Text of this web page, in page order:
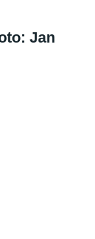
Jan